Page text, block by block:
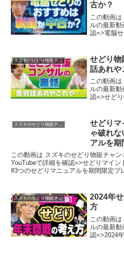
古か？
この動画
ルの最新
認=>電脳せ
スズキのせどり物販チャンネル
せどり物
話あれや
この動画
ルの最新動
認=>せど
スズキのせどり物販チャンネル
せどりマ
ゃ破れない! #3つのせど
アルを期
#せどり
この動画は スズキのせどり物販チャン
YouTubeで詳細を確認=>せどりマイ
#3つのせどりマニュアルを期間限定プ
スズキのせどり物販チャンネル
2024年
方
この動画
ルの最新
認=>2024